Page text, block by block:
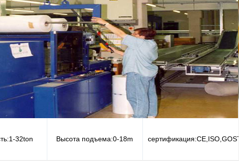
1-32ton Высота подъема:0-18m сертификация:CE,ISO,GOST